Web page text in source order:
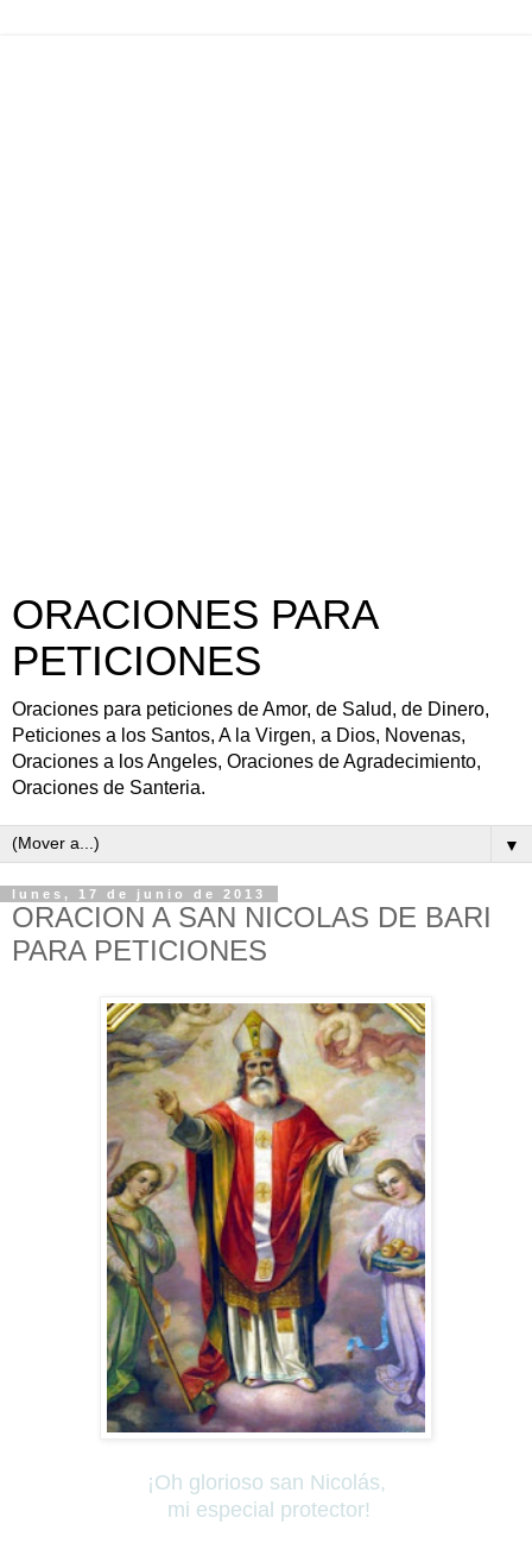
ORACIONES PARA
PETICIONES
Oraciones para peticiones de Amor, de Salud, de Dinero,
Peticiones a los Santos, A la Virgen, a Dios, Novenas,
Oraciones a los Angeles, Oraciones de Agradecimiento,
Oraciones de Santeria.
▼
lunes, 17 de junio de 2013
ORACION A SAN NICOLAS DE BARI
PARA PETICIONES
¡Oh glorioso san Nicolás,
mi especial protector!